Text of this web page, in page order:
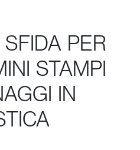
PER
STAMPI
IN